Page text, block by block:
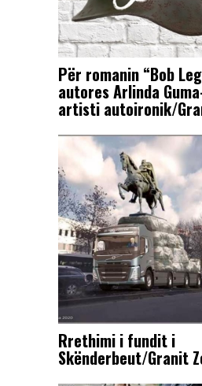
Për romanin “Bob
autores Arlinda
artisti autoironik/
Rrethimi i fundit i
Skënderbeut/Granit